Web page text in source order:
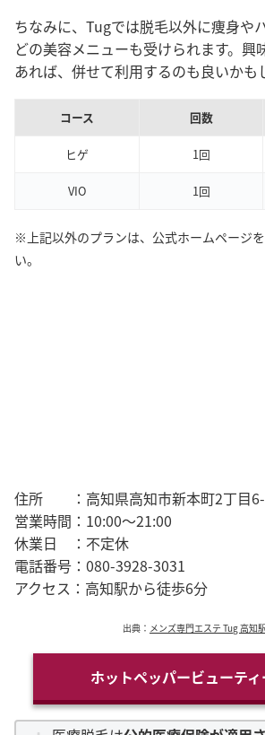
ちなみに、Tugでは脱毛以外に痩身や
どの美容メニューも受けられます。興
あれば、併せて利用するのも良いかも
コース 回数
ヒゲ 1回
VIO 1回
※上記以外のプランは、公式ホームページ
い。
住所 ：高知県高知市新本町2丁目
営業時間：10:00～21:00
休業日 ：不定休
電話番号：080-3928-3031
アクセス：高知駅から徒歩6分
出典： メンズ専門エステ Tug 高知
ホットペッパービューテ